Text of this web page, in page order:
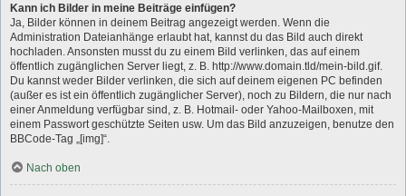
Kann ich Bilder in meine Beiträge einfügen?
Ja, Bilder können in deinem Beitrag angezeigt werden. Wenn die
Administration Dateianhänge erlaubt hat, kannst du das Bild auch direkt
hochladen. Ansonsten musst du zu einem Bild verlinken, das auf einem
öffentlich zugänglichen Server liegt, z. B. http://www.domain.tld/mein-bild.gif.
Du kannst weder Bilder verlinken, die sich auf deinem eigenen PC befinden
(außer es ist ein öffentlich zugänglicher Server), noch zu Bildern, die nur nach
einer Anmeldung verfügbar sind, z. B. Hotmail- oder Yahoo-Mailboxen, mit
einem Passwort geschützte Seiten usw. Um das Bild anzuzeigen, benutze den
BBCode-Tag „[img]“.
Nach oben